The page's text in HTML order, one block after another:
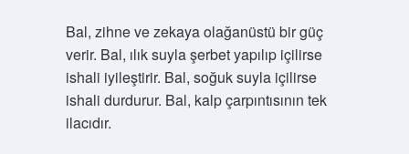
Bal, zihne ve zekaya olağanüstü bir güç
verir. Bal, ılık suyla şerbet yapılıp içilirse
ishali iyileştirir. Bal, soğuk suyla içilirse
ishali durdurur. Bal, kalp çarpıntısının tek
ilacıdır.